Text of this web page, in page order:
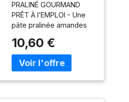
Noisettes 200 g
PRALINÉ GOURMAND
PRÊT À l’EMPLOI - Une
pâte pralinée amandes
onctueuse pour vos
pâtisseries. Spécialité
des grands chefs
l’ingrédient clé de
10,60 €